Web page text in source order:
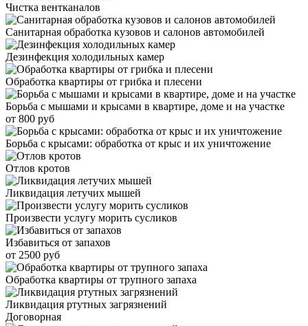
Чистка вентканалов
Санитарная обработка кузовов и салонов автомобилей
Дезинфекция холодильных камер
Обработка квартиры от грибка и плесени
Борьба с мышами и крысами в квартире, доме и на участке
от 800 руб
Борьба с крысами: обработка от крыс и их уничтожение
Отлов кротов
Ликвидация летучих мышей
Произвести услугу морить сусликов
Избавиться от запахов
от 2500 руб
Обработка квартиры от трупного запаха
Ликвидация ртутных загрязнений
Договорная